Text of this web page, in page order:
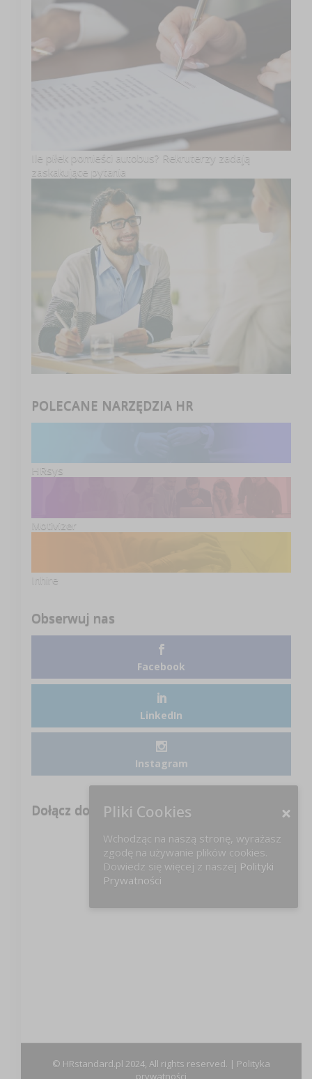
Ile piłek pomieści autobus? Rekruterzy zadają
zaskakujące pytania
POLECANE NARZĘDZIA HR
HRsys
Motivizer
Inhire
Obserwuj nas
Facebook
LinkedIn
Instagram
Dołącz do nas na FB!
© HRstandard.pl 2024, All rights reserved. | Polityka
prywatności
Pliki Cookies
Wchodząc na naszą stronę, wyrażasz
zgodę na używanie plików cookies.
Dowiedz się więcej z naszej Polityki
Prywatności